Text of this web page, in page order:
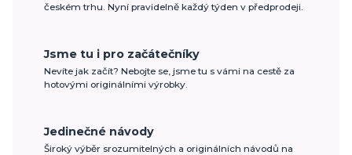
českém trhu. Nyní pravidelně každý týden v předprodeji.
Jsme tu i pro začátečníky
Nevíte jak začít? Nebojte se, jsme tu s vámi na cestě za
hotovými originálními výrobky.
Jedinečné návody
Široký výběr srozumitelných a originálních návodů na